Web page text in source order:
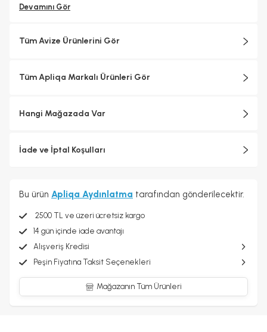
sağlayabilirsiniz. Ürün Özellikleri; En: 35 cm; Boy: 70 cm (boy
Garanti: 2 Yıl
Devamını Gör
Tüm Avize Ürünlerini Gör
Tüm Apliqa Markalı Ürünleri Gör
Hangi Mağazada Var
İade ve İptal Koşulları
Bu ürün Apliqa Aydınlatma tarafından gönderilecektir.
2500 TL ve üzeri ücretsiz kargo
14 gün içinde iade avantajı
Alışveriş Kredisi
Peşin Fiyatına Taksit Seçenekleri
Mağazanın Tüm Ürünleri